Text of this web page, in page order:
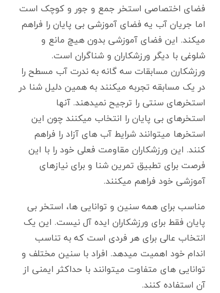
فضای اختصاصی استخر جمع و جور و کوچک است
اما جریان آب یه فضای آموزشی بی پایان را فراهم
میکند. این فضای آموزشی بدون هیچ مانع و
شلوغی با دیگر ورزشکاران و شناگران است.
ورزشکارن مسابقات سه گانه به ندرت آب مسطح را
در یک مسابقه تجربه میکنند به همین دلیل شنا در
استخرهای سنتی را ترجیح نمیدهند. آنها
استخرهای بی پایان را انتخاب میکنند چون این
استخرها میتوانند شرایط آب های آزاد را فراهم
کنند. این ورزشکاران مقاومت فعلی خود را با این
فرصت برای تطبیق تمرین شنا و برای نیازهای
آموزشی خود فراهم میکنند.
مناسب برای همه سنین و توانایی ها، استخر بی
پایان فقط برای ورزشکاران ایده آل نیست. این یک
انتخاب عالی برای هر فردی است که به تناسب
اندام خود اهمیت میدهد. افراد با سنین مختلف و
توانایی های متفاوت میتوانند با حداکثر ایمنی از
آن استفاده کنند.